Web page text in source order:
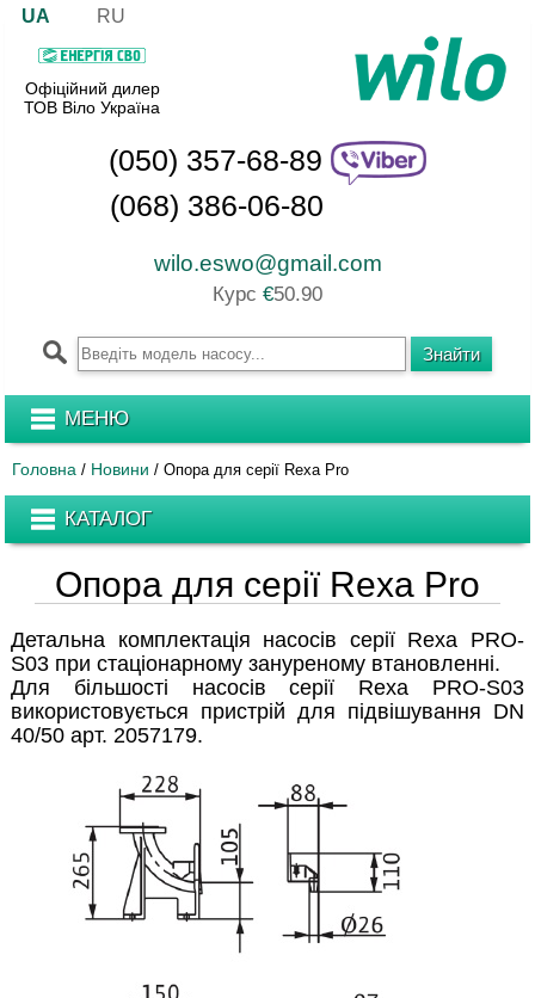
UA RU
Офіційний дилер
ТОВ Віло Україна
(050) 357-68-89
(068) 386-06-80
wilo.eswo@gmail.com
Курс €50.90
МЕНЮ
Головна / Новини / Опора для серії Rexa Pro
КАТАЛОГ
Опора для серії Rexa Pro
Детальна комплектація насосів серії Rexa PRO-
S03 при стаціонарному зануреному втановленні.
Для більшості насосів серії Rexa PRO-S03
використовується пристрій для підвішування DN
40/50 арт. 2057179.